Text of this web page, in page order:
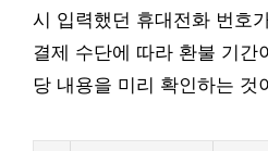
시 입력했던 휴대전화 번호
결제 수단에 따라 환불 기간
당 내용을 미리 확인하는 것